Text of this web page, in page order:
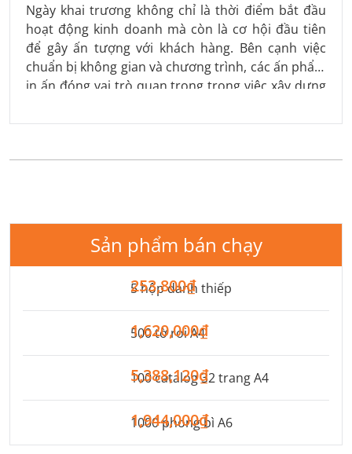
Ngày khai trương không chỉ là thời điểm bắt đầu
hoạt động kinh doanh mà còn là cơ hội đầu tiên
để gây ấn tượng với khách hàng. Bên cạnh việc
chuẩn bị không gian và chương trình, các ấn phẩm
in ấn đóng vai trò quan trọng trong việc xây dựng
vừa chuyên nghiệp vừa tạo hiệu quả truyền
Sản phẩm bán chạy
5 hộp danh thiếp
253,800₫
500 tờ rơi A4
1,620,000₫
100 catalog 32 trang A4
5,388,120₫
1000 phong bì A6
1,944,000₫